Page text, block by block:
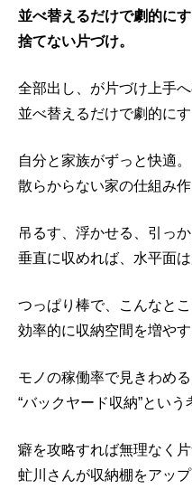
並べ替えるだけで劇的にす
捨てない片づけ。
全部出し、が片づけ上手へ
並べ替えるだけで劇的にす
自分と家族がずっと快適。
散らからない家の仕組み作
吊るす、浮かせる、引っ
垂直に収めれば、水平面は
つっぱり棒で、こんなと
効率的に収納空間を増やす
モノの稼働率で見きわめる
“バックヤード収納”という
癖を攻略すれば無理なく片
虻川さんが収納棚をアップ